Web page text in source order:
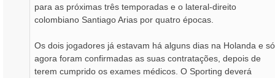
para as próximas três temporadas e o lateral-direito
colombiano Santiago Arias por quatro épocas.
Os dois jogadores já estavam há alguns dias na Holanda e só
agora foram confirmadas as suas contratações, depois de
terem cumprido os exames médicos. O Sporting deverá